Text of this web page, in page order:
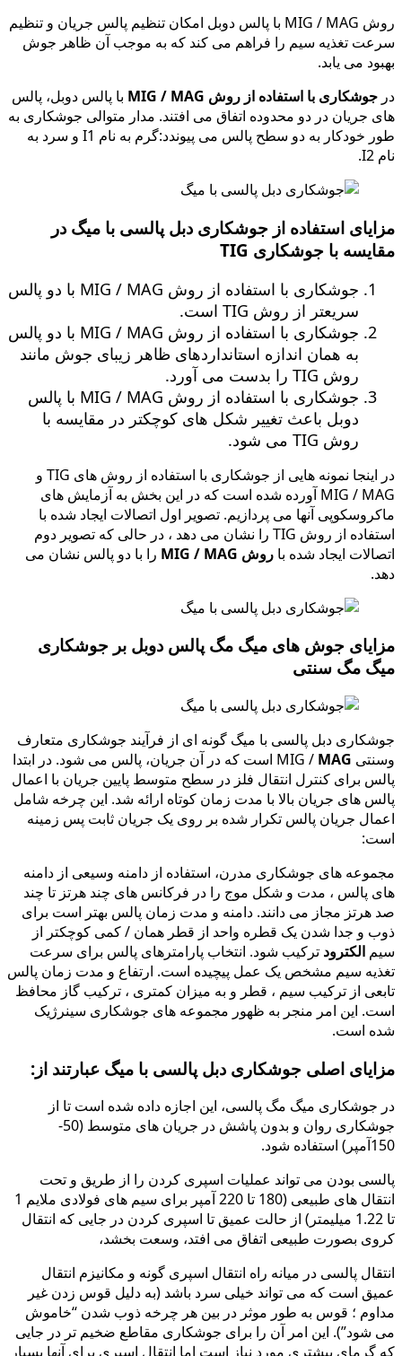
روش MIG / MAG با پالس دوبل امکان تنظیم پالس جریان و تنظیم
سرعت تغذیه سیم را فراهم می کند که به موجب آن ظاهر جوش
بهبود می یابد.
در جوشکاری با استفاده از روش MIG / MAG
با پالس دوبل، پالس
های جریان در دو محدوده اتفاق می افتند. مدار متوالی جوشکاری به
طور خودکار به دو سطح پالس می پیوندد:گرم به نام I1 و سرد به
نام I2.
مزایای استفاده از جوشکاری دبل پالسی با میگ در
مقایسه با جوشکاری TIG
جوشکاری با استفاده از روش MIG / MAG با دو پالس
سریعتر از روش TIG است.
جوشکاری با استفاده از روش MIG / MAG با دو پالس
به همان اندازه استانداردهای ظاهر زیبای جوش مانند
روش TIG را بدست می آورد.
جوشکاری با استفاده از روش MIG / MAG با پالس
دوبل باعث تغییر شکل های کوچکتر در مقایسه با
روش TIG می شود.
در اینجا نمونه هایی از جوشکاری با استفاده از روش های TIG و
MIG / MAG آورده شده است که در این بخش به آزمایش های
ماکروسکوپی آنها می پردازیم. تصویر اول اتصالات ایجاد شده با
استفاده از روش TIG را نشان می دهد ، در حالی که تصویر دوم
اتصالات ایجاد شده با روش MIG / MAG
را با دو پالس نشان می
دهد.
مزایای جوش های میگ مگ پالس دوبل بر جوشکاری
میگ مگ سنتی
جوشکاری دبل پالسی با میگ گونه ای از فرآیند جوشکاری متعارف
وسنتی MIG / MAG
است که در آن جریان، پالس می شود. در ابتدا
پالس برای کنترل انتقال فلز در سطح متوسط پایین جریان با اعمال
پالس های جریان بالا با مدت زمان کوتاه ارائه شد. این چرخه شامل
اعمال جریان پالس تکرار شده بر روی یک جریان ثابت پس زمینه
است:
مجموعه های جوشکاری مدرن، استفاده از دامنه وسیعی از دامنه
های پالس ، مدت و شکل موج را در فرکانس های چند هرتز تا چند
صد هرتز مجاز می دانند. دامنه و مدت زمان پالس بهتر است برای
ذوب و جدا شدن یک قطره واحد از قطر همان / کمی کوچکتر از
سیم الکترود ترکیب شود. انتخاب پارامترهای پالس برای سرعت
تغذیه سیم مشخص یک عمل پیچیده است. ارتفاع و مدت زمان پالس
تابعی از ترکیب سیم ، قطر و به میزان کمتری ، ترکیب گاز محافظ
است. این امر منجر به ظهور مجموعه های جوشکاری سینرژیک
شده است.
مزایای اصلی جوشکاری دبل پالسی با میگ عبارتند از:
در جوشکاری میگ مگ پالسی، این اجازه داده شده است تا از
جوشکاری روان و بدون پاشش در جریان های متوسط (50-
150آمپر) استفاده شود.
پالسی بودن می تواند عملیات اسپری کردن را از طریق و تحت
انتقال های طبیعی (180 تا 220 آمپر برای سیم های فولادی ملایم 1
تا 1.22 میلیمتر) از حالت عمیق تا اسپری کردن در جایی که انتقال
کروی بصورت طبیعی اتفاق می افتد، وسعت بخشد،
انتقال پالسی در میانه راه انتقال اسپری گونه و مکانیزم انتقال
عمیق است که می تواند خیلی سرد باشد (به دلیل قوس زدن غیر
مداوم ؛ قوس به طور موثر در بین هر چرخه ذوب شدن “خاموش
می شود”). این امر آن را برای جوشکاری مقاطع ضخیم تر در جایی
که گرمای بیشتری مورد نیاز است اما انتقال اسپری برای آنها بسیار